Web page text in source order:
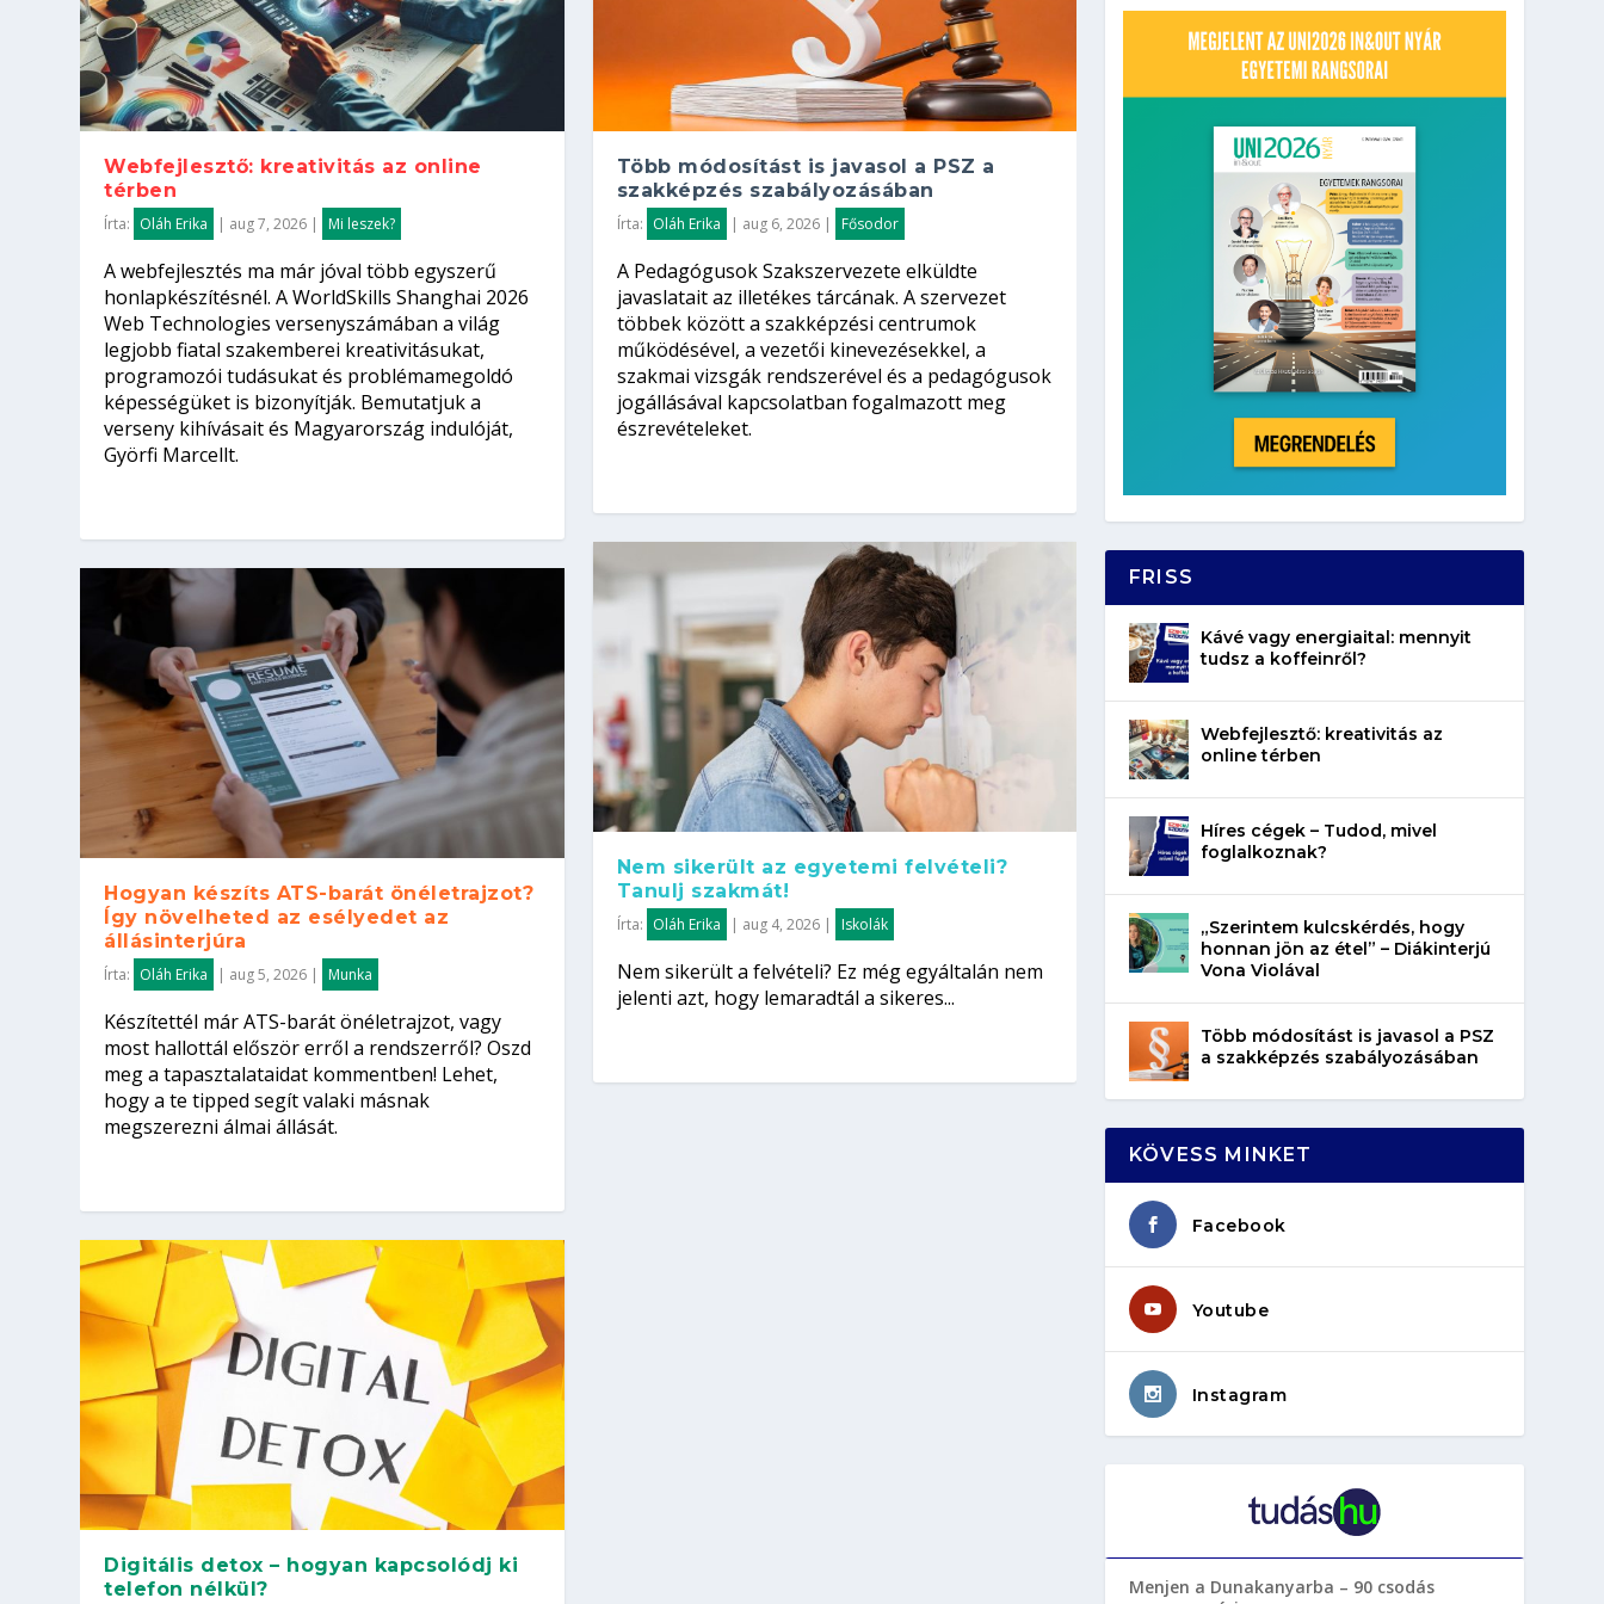
Webfejlesztő: kreativitás az online
térben
Írta: Oláh Erika | aug 7, 2026 | Mi leszek?
A webfejlesztés ma már jóval több egyszerű
honlapkészítésnél. A WorldSkills Shanghai 2026
Web Technologies versenyszámában a világ
legjobb fiatal szakemberei kreativitásukat,
programozói tudásukat és problémamegoldó
képességüket is bizonyítják. Bemutatjuk a
verseny kihívásait és Magyarország indulóját,
Györfi Marcellt.
Hogyan készíts ATS-barát önéletrajzot?
Így növelheted az esélyedet az
állásinterjúra
Írta: Oláh Erika | aug 5, 2026 | Munka
Készítettél már ATS-barát önéletrajzot, vagy
most hallottál először erről a rendszerről? Oszd
meg a tapasztalataidat kommentben! Lehet,
hogy a te tipped segít valaki másnak
megszerezni álmai állását.
Digitális detox – hogyan kapcsolódj ki
telefon nélkül?
Több módosítást is javasol a PSZ a
szakképzés szabályozásában
Írta: Oláh Erika | aug 6, 2026| Fősodor
A Pedagógusok Szakszervezete elküldte
javaslatait az illetékes tárcának. A szervezet
többek között a szakképzési centrumok
működésével, a vezetői kinevezésekkel, a
szakmai vizsgák rendszerével és a pedagógusok
jogállásával kapcsolatban fogalmazott meg
észrevételeket.
Nem sikerült az egyetemi felvételi?
Tanulj szakmát!
Írta: Oláh Erika | aug 4, 2026| Iskolák
Nem sikerült a felvételi? Ez még egyáltalán nem
jelenti azt, hogy lemaradtál a sikeres...
FRISS
Kávé vagy energiaital: mennyit
tudsz a koffeinről?
Webfejlesztő: kreativitás az
online térben
Híres cégek – Tudod, mivel
foglalkoznak?
„Szerintem kulcskérdés, hogy
honnan jön az étel” – Diákinterjú
Vona Violával
Több módosítást is javasol a PSZ
a szakképzés szabályozásában
KÖVESS MINKET
Facebook
Youtube
Instagram
Menjen a Dunakanyarba – 90 csodás